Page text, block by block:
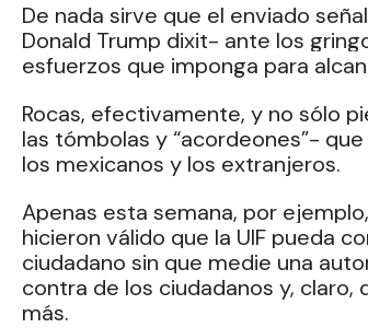
De nada sirve que el enviado
Donald Trump dixit- ante los
esfuerzos que imponga para
Rocas, efectivamente, y no sólo
las tómbolas y “acordeones”-
los mexicanos y los extranjeros.
Apenas esta semana, por
hicieron válido que la UIF pueda
ciudadano sin que medie una
contra de los ciudadanos y, claro,
más.